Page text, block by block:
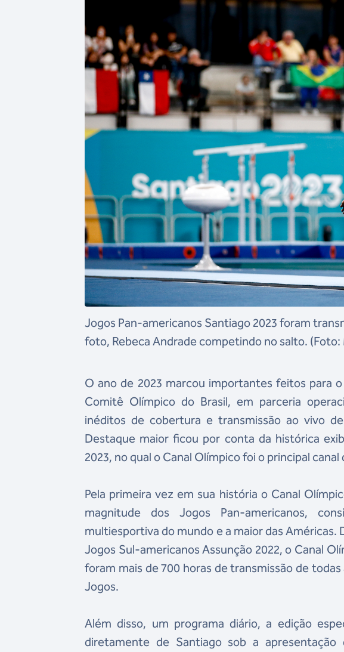
Jogos Pan-americanos Santiago 2023 foram
foto, Rebeca Andrade competindo no salto. (Foto:
O ano de 2023 marcou importantes feitos para
Comitê Olímpico do Brasil, em parceria
inéditos de cobertura e transmissão ao vivo
Destaque maior ficou por conta da histórica
2023, no qual o Canal Olímpico foi o principal
Pela primeira vez em sua história o Canal
magnitude dos Jogos Pan-americanos,
multiesportiva do mundo e a maior das
Jogos Sul-americanos Assunção 2022, o Canal
foram mais de 700 horas de transmissão de
Jogos.
Além disso, um programa diário, a edição
diretamente de Santiago sob a